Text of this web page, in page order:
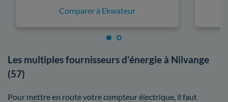
Comparer à Ekwateur
Les multiples fournisseurs d'énergie à Nilvange
(57)
Pour mettre en route votre compteur électrique, il faut